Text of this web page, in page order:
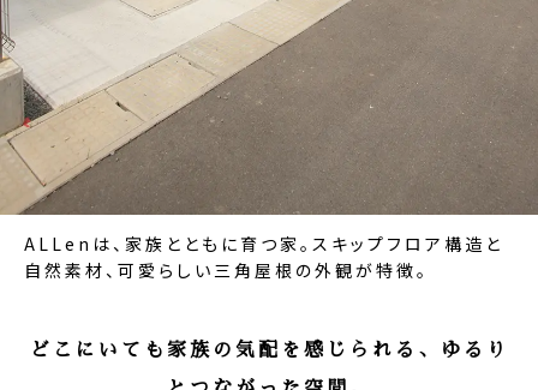
ALLenは、家族とともに育つ家。スキップフロア構造と
自然素材、可愛らしい三角屋根の外観が特徴。
どこにいても家族の気配を感じられる、ゆるり